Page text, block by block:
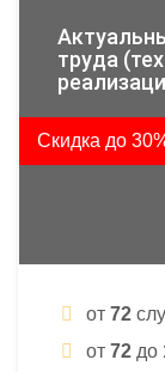
труда
Скидка до
от 72
от 72 до